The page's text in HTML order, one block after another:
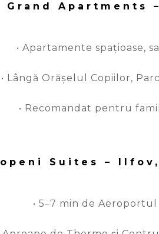
Grand Apartments
• Apartamente spațioase,
• Lângă Orășelul Copiilor,
• Recomandat pentru
Suites –
• 5–7 min de